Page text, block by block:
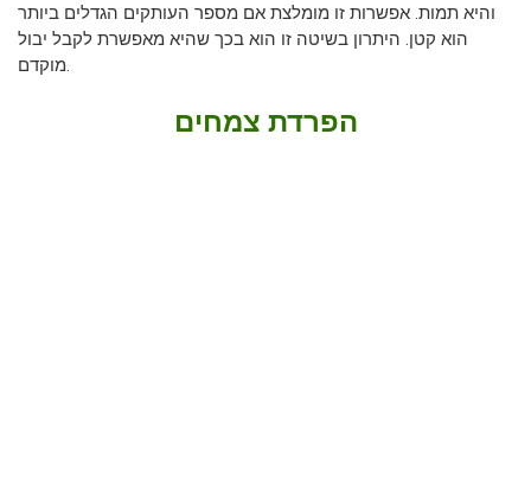
והיא תמות. אפשרות זו מומלצת אם מספר העותקים הגדלים ביותר
הוא קטן. היתרון בשיטה זו הוא בכך שהיא מאפשרת לקבל יבול
מוקדם.
הפרדת צמחים